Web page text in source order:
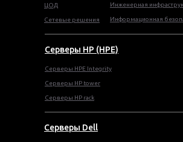
Серверы HP (HPE)
Серверы Dell
Серверы HPE Integrity
Cерверы HP tower
Cерверы HP rack
ЦОД
Сетевые решения
Инженерная
Информационная